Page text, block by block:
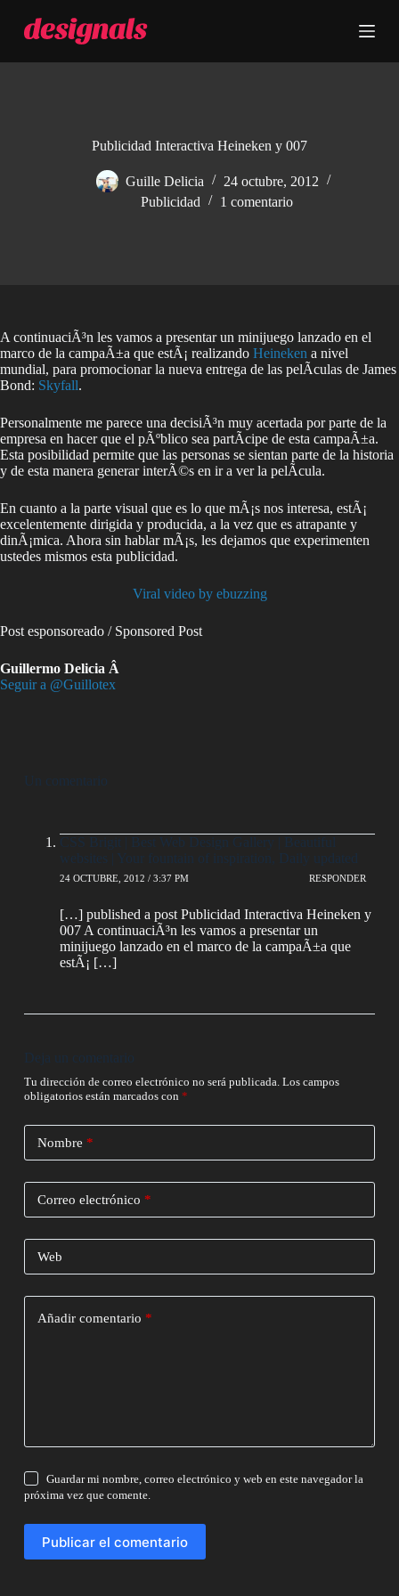
t
Publicidad Interactiva Heineken y 007
Guille Delicia
24 octubre, 2012
Publicidad
1 comentario
A continuaciÃ³n les vamos a presentar un minijuego lanzado en el
marco de la campaÃ±a que estÃ¡ realizando Heineken a nivel
mundial, para promocionar la nueva entrega de las pelÃ­culas de James
Bond: Skyfall.
Personalmente me parece una decisiÃ³n muy acertada por parte de la
empresa en hacer que el pÃºblico sea partÃ­cipe de esta campaÃ±a.
Esta posibilidad permite que las personas se sientan parte de la historia
y de esta manera generar interÃ©s en ir a ver la pelÃ­cula.
En cuanto a la parte visual que es lo que mÃ¡s nos interesa, estÃ¡
excelentemente dirigida y producida, a la vez que es atrapante y
dinÃ¡mica. Ahora sin hablar mÃ¡s, les dejamos que experimenten
ustedes mismos esta publicidad.
Viral video by ebuzzing
Post esponsoreado / Sponsored Post
Guillermo Delicia Â
Seguir a @Guillotex
Un comentario
CSS Brigit | Best Web Design Gallery | Beautiful
websites | Your fountain of inspiration, Daily updated
24 OCTUBRE, 2012 / 3:37 PM RESPONDER
[…] published a post Publicidad Interactiva Heineken y
007 A continuaciÃ³n les vamos a presentar un
minijuego lanzado en el marco de la campaÃ±a que
estÃ¡ […]
Deja un comentario
Tu dirección de correo electrónico no será publicada. Los campos
obligatorios están marcados con *
Nombre *
Correo electrónico *
Web
Añadir comentario *
Guardar mi nombre, correo electrónico y web en este navegador la
próxima vez que comente.
Publicar el comentario